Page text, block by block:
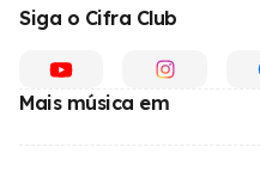
Siga o Cifra Club
Mais música em